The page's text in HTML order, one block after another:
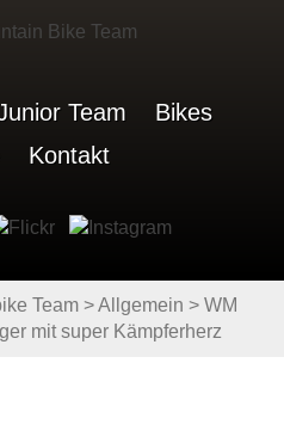
Team
Bikes
Kontakt
Team >Allgemein > WM
mit super Kämpferherz